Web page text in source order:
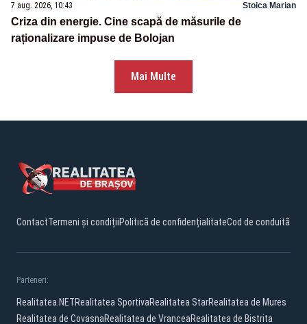
7 aug. 2026, 10:43 Stoica Marian
Criza din energie. Cine scapă de măsurile de
raționalizare impuse de Bolojan
Mai Multe
ContactTermeni și condițiiPolitică de confidențialitateCod de conduită
Parteneri:
Realitatea.NETRealitatea SportivaRealitatea StarRealitatea de Mures
Realitatea de CovasnaRealitatea de VranceaRealitatea de Bistrita